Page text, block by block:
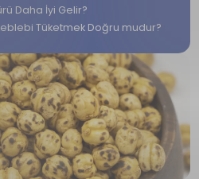
Daha İyi Gelir?
Tüketmek Doğru mudur?